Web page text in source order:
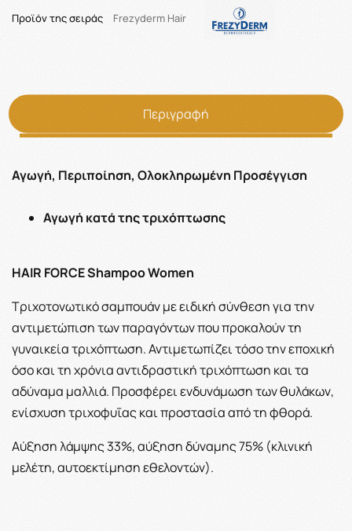
Προϊόν της σειράς Frezyderm Hair
Περιγραφή
Αγωγή, Περιποίηση, Ολοκληρωμένη Προσέγγιση
Αγωγή κατά της τριχόπτωσης
HAIR FORCE Shampoo Women
Τριχοτονωτικό σαμπουάν με ειδική σύνθεση για την
αντιμετώπιση των παραγόντων που προκαλούν τη
γυναικεία τριχόπτωση. Αντιμετωπίζει τόσο την εποχική
όσο και τη χρόνια αντιδραστική τριχόπτωση και τα
αδύναμα μαλλιά. Προσφέρει ενδυνάμωση των θυλάκων,
ενίσχυση τριχοφυΐας και προστασία από τη φθορά.
Αύξηση λάμψης 33%, αύξηση δύναμης 75% (κλινική
μελέτη, αυτοεκτίμηση εθελοντών).